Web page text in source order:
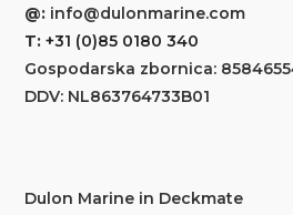
@: info@dulonmarine.com
T: +31 (0)85 0180 340
Gospodarska zbornica:
DDV: NL863764733B01
Dulon Marine in Deckmate